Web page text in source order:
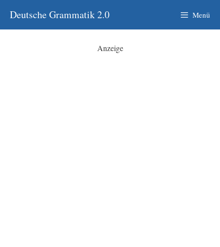
Inhalt
springen
Deutsche Grammatik 2.0 Menü
Anzeige